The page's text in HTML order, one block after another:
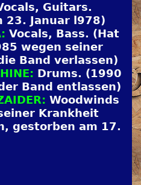
Guitars.
23. Januar l978)
Vocals, Bass. (Hat
wegen seiner
Band verlassen)
Drums. (1990
Band entlassen)
Woodwinds
Krankheit
gestorben am 17.